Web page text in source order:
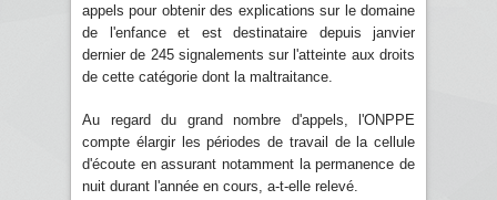
appels pour obtenir des explications sur le domaine
de l'enfance et est destinataire depuis janvier
dernier de 245 signalements sur l'atteinte aux droits
de cette catégorie dont la maltraitance.
Au regard du grand nombre d'appels, l'ONPPE
compte élargir les périodes de travail de la cellule
d'écoute en assurant notamment la permanence de
nuit durant l'année en cours, a-t-elle relevé.